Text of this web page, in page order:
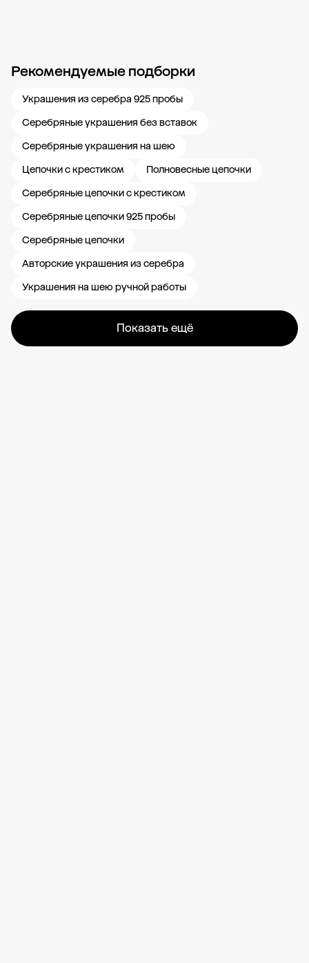
Рекомендуемые подборки
Украшения из серебра 925 пробы
Серебряные украшения без вставок
Серебряные украшения на шею
Цепочки с крестиком
Полновесные цепочки
Серебряные цепочки с крестиком
Серебряные цепочки 925 пробы
Серебряные цепочки
Авторские украшения из серебра
Украшения на шею ручной работы
Показать ещё
Новости компании Журнал ЗОЛОТОЙ Блог